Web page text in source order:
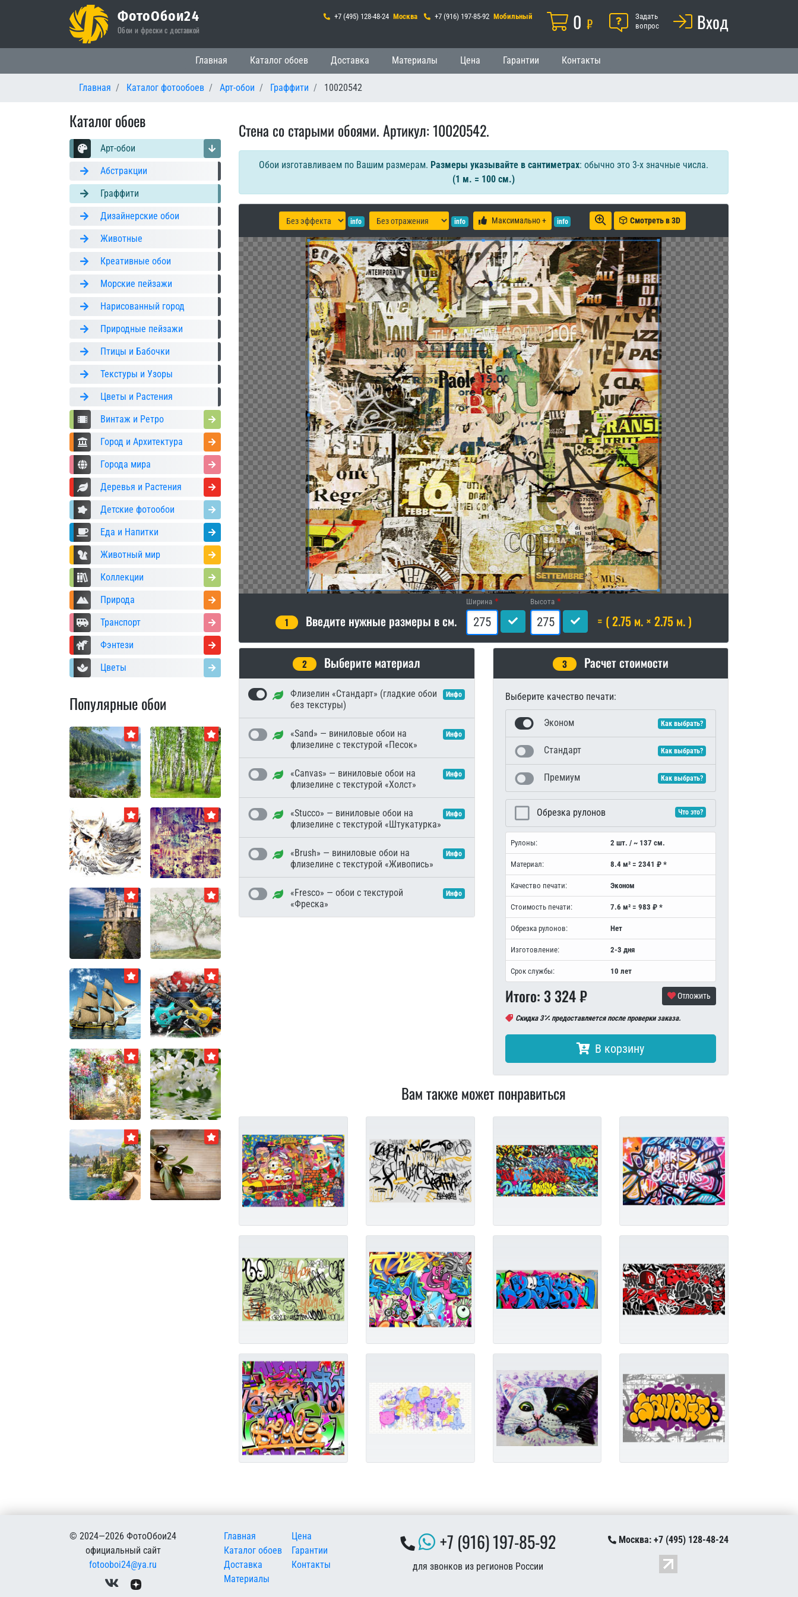
ФотоОбои24
Обои и фрески с доставкой
+7 (495) 128-48-24 Москва +7 (916) 197-85-92 Мобильный Корзина
0 ₽ ПомощьЗадать
вопрос
Вход
Основная навигация
Главная Каталог обоев Доставка Материалы Цена Гарантии Контакты
Главная Каталог фотообоев Арт-обои Граффити 10020542
Каталог обоев
Арт-обои
Абстракции
Граффити
Дизайнерские обои
Животные
Креативные обои
Морские пейзажи
Нарисованный город
Природные пейзажи
Птицы и Бабочки
Текстуры и Узоры
Цветы и Растения
Винтаж и Ретро
Город и Архитектура
Города мира
Деревья и Растения
Детские фотообои
Еда и Напитки
Животный мир
Коллекции
Природа
Транспорт
Фэнтези
Цветы
Популярные обои
Стена со старыми обоями. Артикул: 10020542.
Обои изготавливаем по Вашим размерам. Размеры указывайте в сантиметрах: обычно это 3-х значные числа.
(1 м. = 100 см.)
info info Максимально + info Смотреть в 3D
1 Введите нужные размеры в см.
Ширина Высота
= ( 2.75 м. × 2.75 м. )
2 Выберите материал
Флизелин «Стандарт» (гладкие обои
без текстуры)
Инфо
«Sand» — виниловые обои на
флизелине с текстурой «Песок»
Инфо
«Canvas» — виниловые обои на
флизелине с текстурой «Холст»
Инфо
«Stucco» — виниловые обои на
флизелине с текстурой «Штукатурка»
Инфо
«Brush» — виниловые обои на
флизелине с текстурой «Живопись»
Инфо
«Fresco» — обои с текстурой
«Фреска»
Инфо
3 Расчет стоимости
Выберите качество печати:
Эконом Как выбрать?
Стандарт Как выбрать?
Премиум Как выбрать?
Обрезка рулонов Что это?
Рулоны: 2 шт. / ~ 137 см.
Материал: 8.4 м² = 2341 ₽ *
Качество печати: Эконом
Стоимость печати: 7.6 м² = 983 ₽ *
Обрезка рулонов: Нет
Изготовление: 2-3 дня
Срок службы: 10 лет
Итого: 3 324₽ Отложить
Скидка 3 предоставляется после проверки заказа.
В корзину
Вам также может понравиться
© 2024—2026 ФотоОбои24
официальный сайт
fotooboi24@ya.ru
Меню в подвале
Главная
Каталог обоев
Доставка
Материалы
Цена
Гарантии
Контакты
+7 (916) 197-85-92
для звонков из регионов России
Москва: +7 (495) 128-48-24